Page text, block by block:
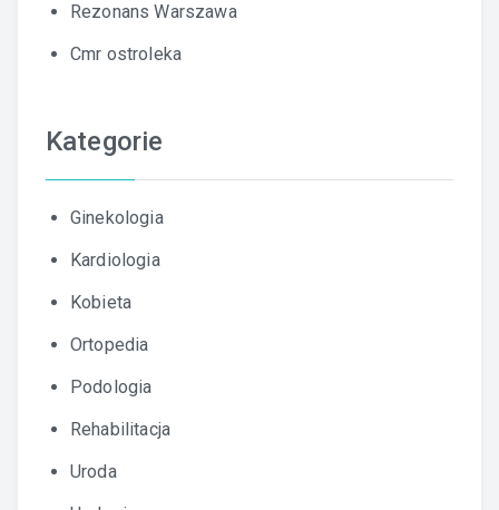
Rezonans Warszawa
Cmr ostroleka
Kategorie
Ginekologia
Kardiologia
Kobieta
Ortopedia
Podologia
Rehabilitacja
Uroda